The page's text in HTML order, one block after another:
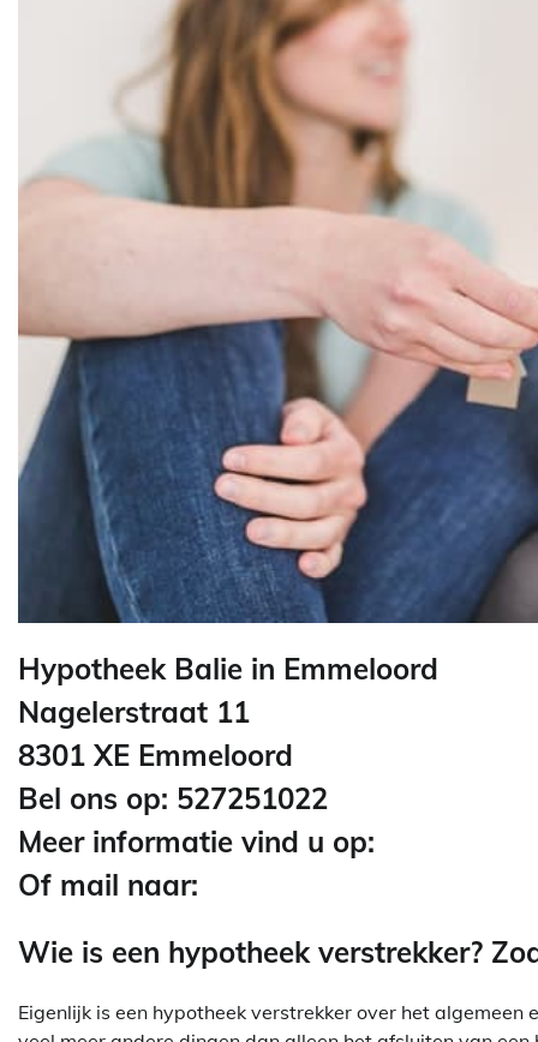
Hypotheek Balie in Emmeloord
Nagelerstraat 11
8301 XE Emmeloord
Bel ons op: 527251022
Meer informatie vind u op:
Of mail naar:
Wie is een hypotheek verstrekker?
Eigenlijk is een hypotheek verstrekker over het